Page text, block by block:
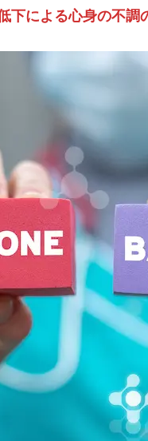
による心身の不調